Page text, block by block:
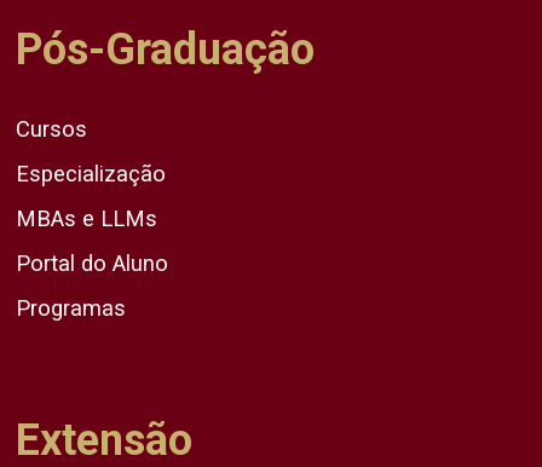
Pós-Graduação
Cursos
Especialização
MBAs e LLMs
Portal do Aluno
Programas
Extensão